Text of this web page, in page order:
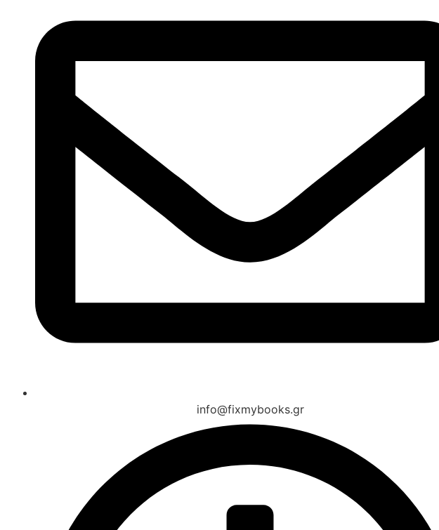
info@fixmybooks.gr